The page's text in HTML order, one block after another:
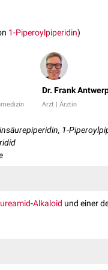
1-Piperoylpiperidin)
Dr. Frank
Arzt | Ärztin
1-
-Alkaloid und einer